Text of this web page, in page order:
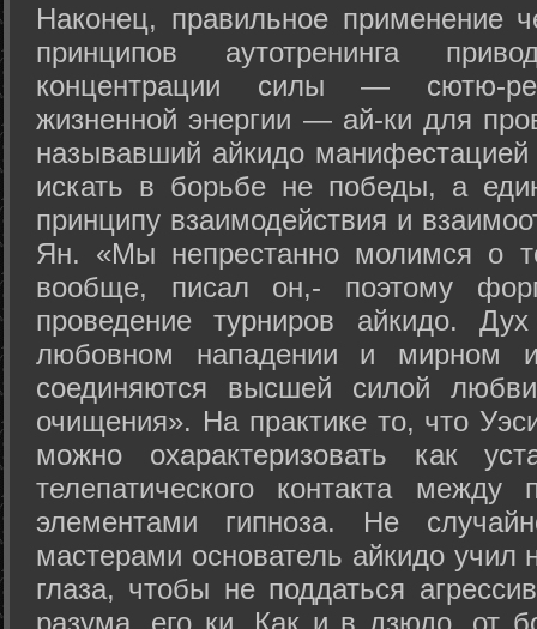
Наконец, правильное применение
принципов аутотренинга
концентрации силы — сютю-
жизненной энергии — ай-ки для
называвший айкидо
искать в борьбе не победы, а
принципу взаимодействия и
Ян. «Мы непрестанно молимся о
вообще, писал он,- поэтому
проведение турниров айкидо.
любовном нападении и мирном
соединяются высшей силой
очищения». На практике то, что
можно охарактеризовать как
телепатического контакта между
элементами гипноза. Не
мастерами основатель айкидо учил
глаза, чтобы не поддаться
разума, его ки. Как и в дзюдо, от